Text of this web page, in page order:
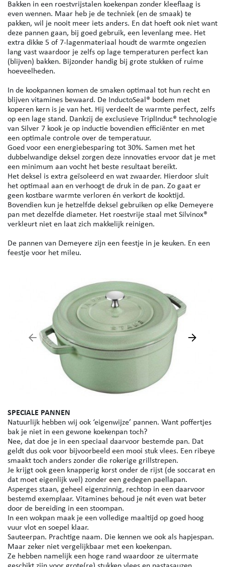
Bakken in een roestvrijstalen koekenpan zonder kleeflaag is
even wennen. Maar heb je de techniek (en de smaak) te
pakken, wil je nooit meer iets anders. En dat hoeft ook niet want
deze pannen gaan, bij goed gebruik, een levenlang mee. Het
extra dikke 5 of 7-lagenmateriaal houdt de warmte ongezien
lang vast waardoor je zelfs op lage temperaturen perfect kan
(blijven) bakken. Bijzonder handig bij grote stukken of ruime
hoeveelheden.
In de kookpannen komen de smaken optimaal tot hun recht en
blijven vitamines bewaard. De InductoSeal® bodem met
koperen kern is je van het. Hij verdeelt de warmte perfect, zelfs
op een lage stand. Dankzij de exclusieve TriplInduc® technologie
van Silver 7 kook je op inductie bovendien efficiënter en met
een optimale controle over de temperatuur.
Goed voor een energiebesparing tot 30%. Samen met het
dubbelwandige deksel zorgen deze innovaties ervoor dat je met
een minimum aan vocht het beste resultaat bereikt.
Het deksel is extra geïsoleerd en wat zwaarder. Hierdoor sluit
het optimaal aan en verhoogt de druk in de pan. Zo gaat er
geen kostbare warmte verloren én verkort de kooktijd.
Bovendien kun je hetzelfde deksel gebruiken op elke Demeyere
pan met dezelfde diameter. Het roestvrije staal met Silvinox®
verkleurt niet en laat zich makkelijk reinigen.
De pannen van Demeyere zijn een feestje in je keuken. En een
feestje voor het mileu.
SPECIALE PANNEN​​​​​​​
Natuurlijk hebben wij ook ‘eigenwijze’ pannen. Want poffertjes
bak je niet in een gewone koekenpan toch?
Nee, dat doe je in een speciaal daarvoor bestemde pan. Dat
geldt dus ook voor bijvoorbeeld een mooi stuk vlees. Een ribeye
smaakt toch anders zonder die rokerige grillstrepen.
Je krijgt ook geen knapperig korst onder de rijst (de soccarat en
dat moet eigenlijk wel) zonder een gedegen paellapan.
Asperges staan, geheel eigenzinnig, rechtop in een daarvoor
bestemd exemplaar. Vitamines behoud je nét even wat beter
door de bereiding in een stoompan.
In een wokpan maak je een volledige maaltijd op goed hoog
vuur vlot en soepel klaar.
Sauteerpan. Prachtige naam. Die kennen we ook als hapjespan.
Maar zeker niet vergelijkbaar met een koekenpan.
​​​​​​​Ze hebben namelijk een hoge rand waardoor ze uitermate